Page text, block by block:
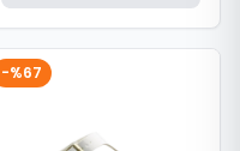
-%67